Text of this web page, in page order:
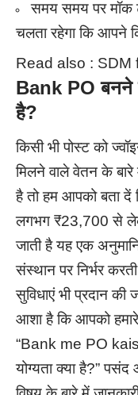
समय समय पर मॉक
चलता रहेगा कि आपने
Read also : SDM
Bank PO बनने
है?
किसी भी पोस्ट को
मिलने वाले वेतन के बारे
है तो हम आपको बता
लगभग ₹23,700 से
जाती है यह एक
संस्थान पर निर्भर
सुविधाएं भी प्रदान की
आशा है कि आपको हमारे
“Bank me PO
योग्यता क्या है?”